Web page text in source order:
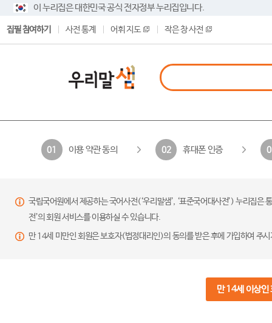
이 누리집은 대한민국 공식 전자정부 누리집입니다.
집필 참여하기 사전 통계 어휘 지도 작은 창 사전
01 이용 약관 동의 02 휴대폰 인증
국립국어원에서 제공하는 국어사전(‘우리말샘’, ‘표준국어대사전’) 누리집
전’의 회원 서비스를 이용하실 수 있습니다.
만 14세 미만인 회원은 보호자(법정대리인)의 동의를 받은 후에 가입하여 주
만 14세 이상인